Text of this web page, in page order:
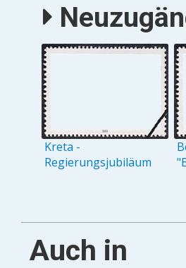
Kreta -
Regierungsjubiläum
Auch in